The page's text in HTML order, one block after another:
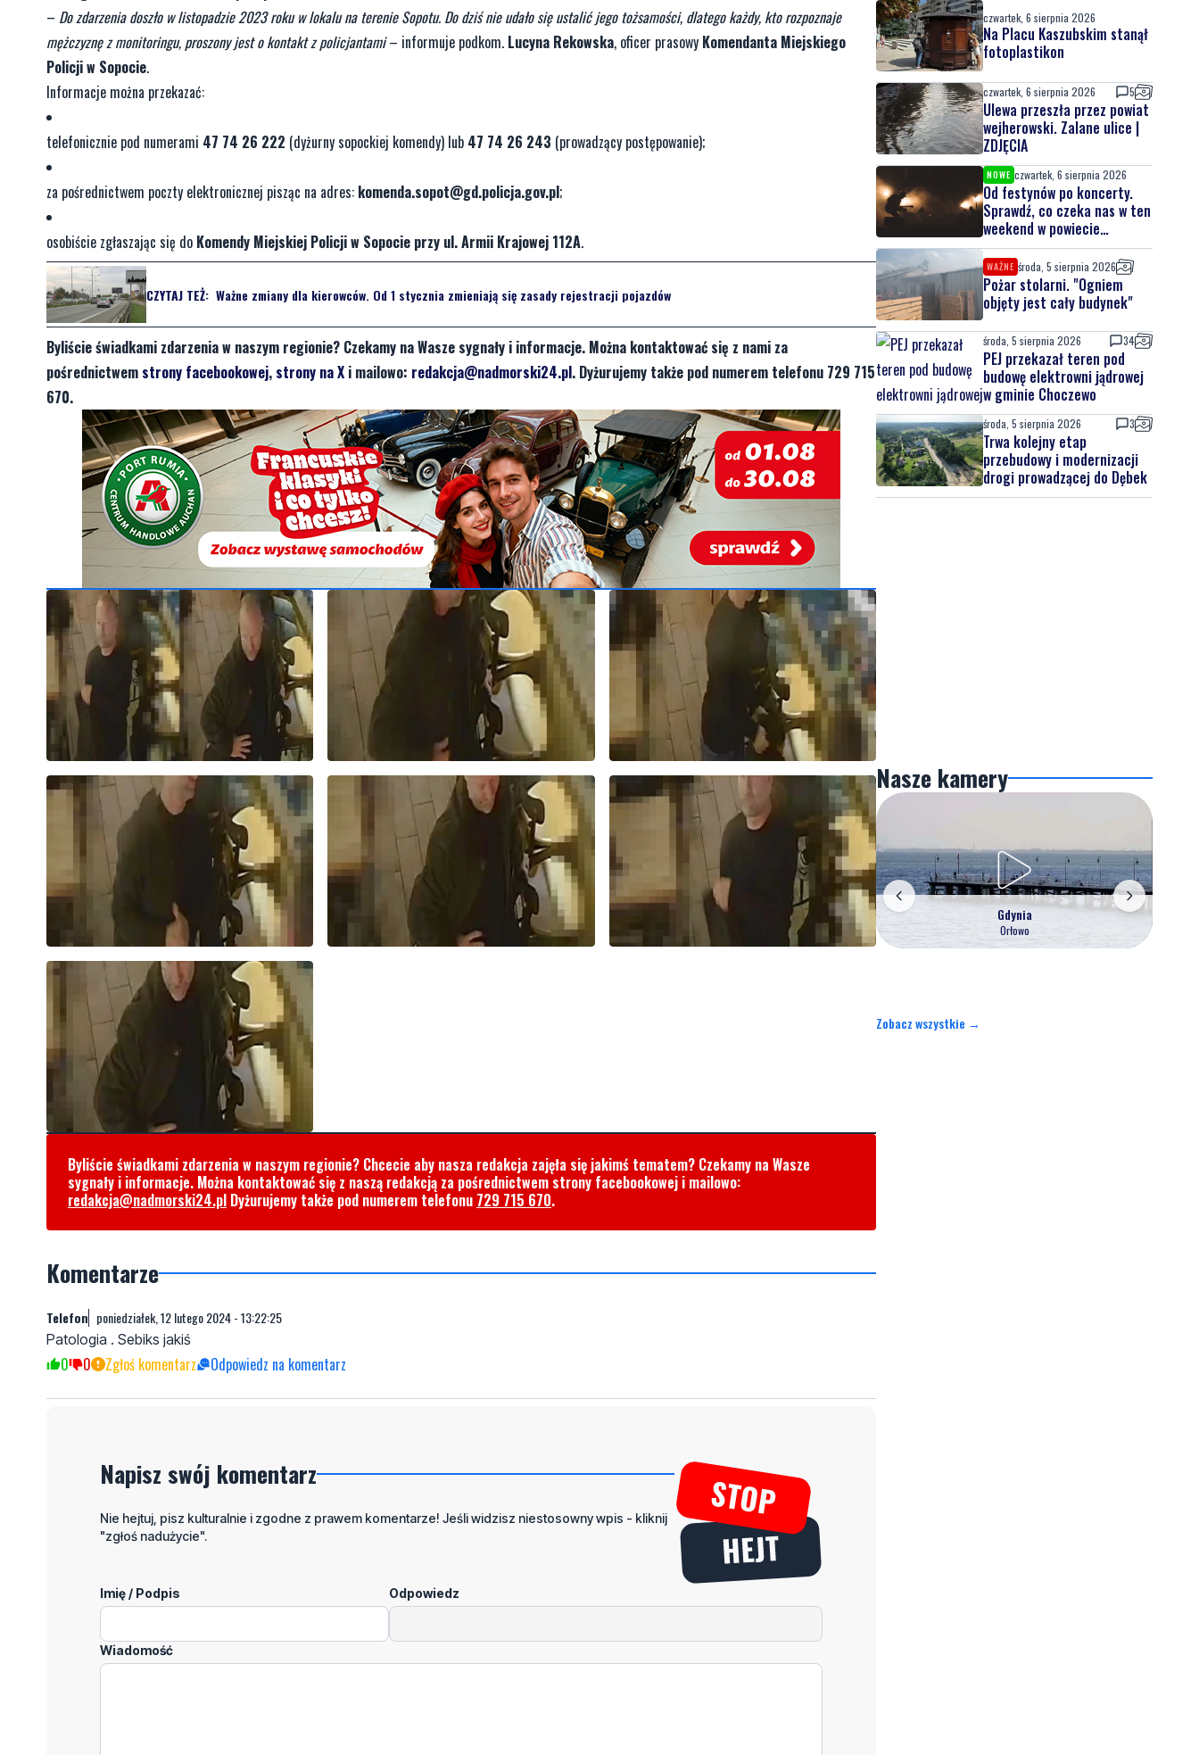
– Do zdarzenia doszło w listopadzie 2023 roku w lokalu na terenie Sopotu. Do dziś nie udało się ustalić jego tożsamości, dlatego każdy, kto rozpoznaje
mężczyznę z monitoringu, proszony jest o kontakt z policjantami– informuje podkom. Lucyna Rekowska, oficer prasowy Komendanta Miejskiego
Policji w Sopocie.
Informacje można przekazać:
telefonicznie pod numerami 47 74 26 222 (dyżurny sopockiej komendy) lub 47 74 26 243 (prowadzący postępowanie);
za pośrednictwem poczty elektronicznej pisząc na adres: komenda.sopot@gd.policja.gov.pl;
osobiście zgłaszając się do Komendy Miejskiej Policji w Sopocie przy ul. Armii Krajowej 112A.
CZYTAJ TEŻ: Ważne zmiany dla kierowców. Od 1 stycznia zmieniają się zasady rejestracji pojazdów
Byliście świadkami zdarzenia w naszym regionie? Czekamy na Wasze sygnały i informacje. Można kontaktować się z nami za
pośrednictwem strony facebookowej, strony na X i mailowo: redakcja@nadmorski24.pl. Dyżurujemy także pod numerem telefonu 729 715
670.
Byliście świadkami zdarzenia w naszym regionie? Chcecie aby nasza redakcja zajęła się jakimś tematem? Czekamy na Wasze
sygnały i informacje. Można kontaktować się z naszą redakcją za pośrednictwem strony facebookowej i mailowo:
redakcja@nadmorski24.pl Dyżurujemy także pod numerem telefonu 729 715 670.
Komentarze
Telefon poniedziałek, 12 lutego 2024 - 13:22:25
Patologia . Sebiks jakiś
0 0 Zgłoś komentarz Odpowiedz na komentarz
Napisz swój komentarz
Nie hejtuj, pisz kulturalnie i zgodne z prawem komentarze! Jeśli widzisz niestosowny wpis - kliknij
"zgłoś nadużycie".
Imię / Podpis Odpowiedz
Wiadomość
czwartek, 6 sierpnia 2026
Na Placu Kaszubskim stanął
fotoplastikon
czwartek, 6 sierpnia 2026 5
Ulewa przeszła przez powiat
wejherowski. Zalane ulice |
ZDJĘCIA
NOWE czwartek, 6 sierpnia 2026
Od festynów po koncerty.
Sprawdź, co czeka nas w ten
weekend w powiecie
lęborskim
WAŻNE środa, 5 sierpnia 2026
Pożar stolarni. "Ogniem
objęty jest cały budynek"
środa, 5 sierpnia 2026 34
PEJ przekazał teren pod
budowę elektrowni jądrowej
w gminie Choczewo
środa, 5 sierpnia 2026 3
Trwa kolejny etap
przebudowy i modernizacji
drogi prowadzącej do Dębek
Nasze kamery
Gdynia
Orłowo
Zobacz wszystkie →